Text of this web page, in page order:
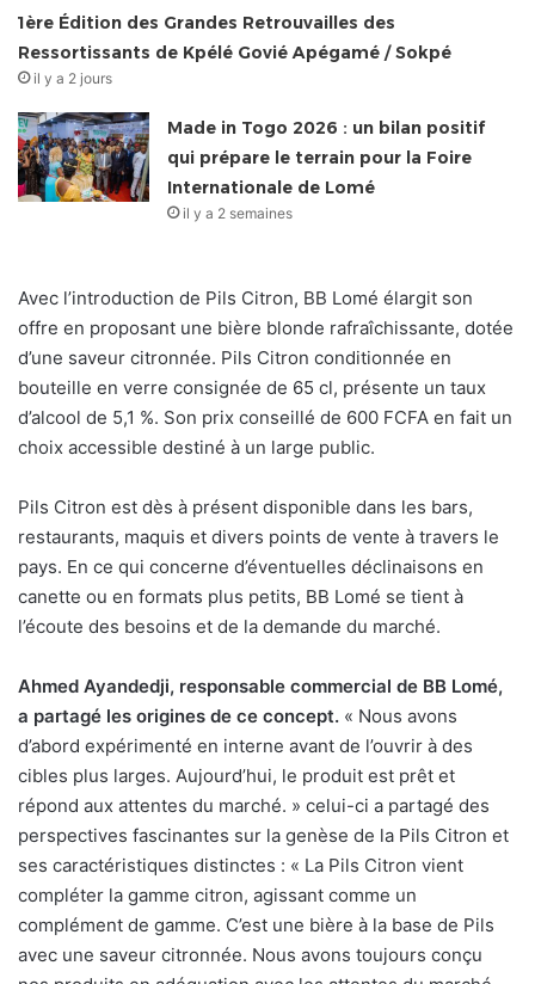
1ère Édition des Grandes Retrouvailles des
Ressortissants de Kpélé Govié Apégamé / Sokpé
il y a 2 jours
Made in Togo 2026 : un bilan positif
qui prépare le terrain pour la Foire
Internationale de Lomé
il y a 2 semaines
Avec l’introduction de Pils Citron, BB Lomé élargit son
offre en proposant une bière blonde rafraîchissante, dotée
d’une saveur citronnée. Pils Citron conditionnée en
bouteille en verre consignée de 65 cl, présente un taux
d’alcool de 5,1 %. Son prix conseillé de 600 FCFA en fait un
choix accessible destiné à un large public.
Pils Citron est dès à présent disponible dans les bars,
restaurants, maquis et divers points de vente à travers le
pays. En ce qui concerne d’éventuelles déclinaisons en
canette ou en formats plus petits, BB Lomé se tient à
l’écoute des besoins et de la demande du marché.
Ahmed Ayandedji, responsable commercial de BB Lomé,
a partagé les origines de ce concept. « Nous avons
d’abord expérimenté en interne avant de l’ouvrir à des
cibles plus larges. Aujourd’hui, le produit est prêt et
répond aux attentes du marché. » celui-ci a partagé des
perspectives fascinantes sur la genèse de la Pils Citron et
ses caractéristiques distinctes : « La Pils Citron vient
compléter la gamme citron, agissant comme un
complément de gamme. C’est une bière à la base de Pils
avec une saveur citronnée. Nous avons toujours conçu